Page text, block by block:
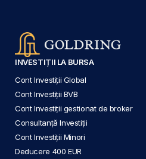
INVESTIȚII LA BURSA
Cont Investiții Global
Cont Investiții BVB
Cont Investiții gestionat de broker
Consultanță Investiții
Cont Investiții Minori
Deducere 400 EUR